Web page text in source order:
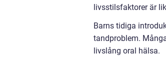
livsstilsfaktorer är
Barns tidiga
tandproblem.
livslång oral hälsa.